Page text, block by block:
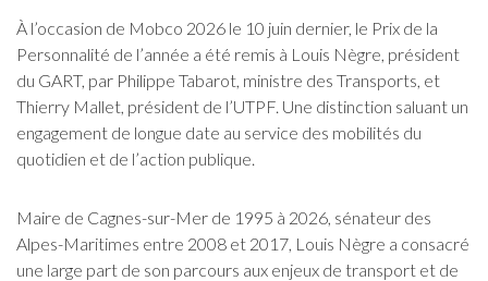
À l’occasion de Mobco 2026 le 10 juin dernier, le Prix de la
Personnalité de l’année a été remis à Louis Nègre, président
du GART, par Philippe Tabarot, ministre des Transports, et
Thierry Mallet, président de l’UTPF. Une distinction saluant un
engagement de longue date au service des mobilités du
quotidien et de l’action publique.
Maire de Cagnes-sur-Mer de 1995 à 2026, sénateur des
Alpes-Maritimes entre 2008 et 2017, Louis Nègre a consacré
une large part de son parcours aux enjeux de transport et de